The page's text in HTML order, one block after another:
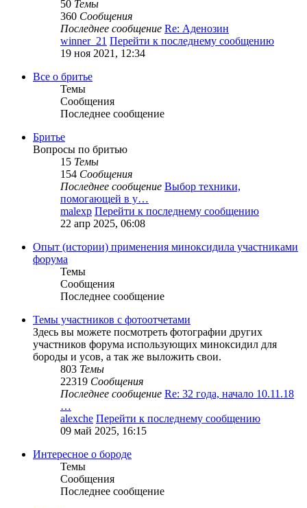
50 Темы
360 Сообщения
Последнее сообщение Re: Аденозин
winner_21 Перейти к последнему сообщению
19 ноя 2021, 12:34
Все о бритье
Темы
Сообщения
Последнее сообщение
Бритье
Вопросы по бритью
15 Темы
154 Сообщения
Последнее сообщение Выбор техники,
помогающей в у…
malexp Перейти к последнему сообщению
22 апр 2025, 06:08
Опыт (истории) применения миноксидила участниками
форума
Темы
Сообщения
Последнее сообщение
Темы участников с фотоотчетами
Здесь вы можете посмотреть фотографии других
участников форума использующих миноксидил для
бороды и усов, а так же выложить свои.
803 Темы
22319 Сообщения
Последнее сообщение Re: 32 года, начало 10.11.18
…
alexche Перейти к последнему сообщению
09 май 2025, 16:15
Интересное о бороде
Темы
Сообщения
Последнее сообщение